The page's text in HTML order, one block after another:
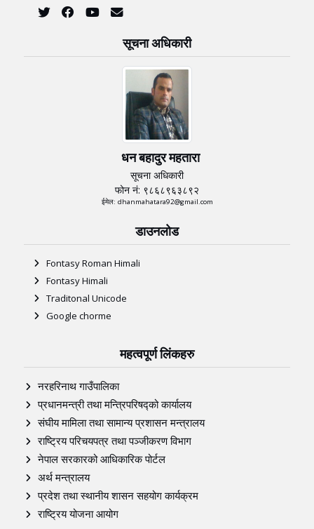
सूचना अधिकारी
धन बहादुर महतारा
सूचना अधिकारी
फोन नं: ९८६८९६३८९२
ईमेल: dhanmahatara92@gmail.com
डाउनलोड
Fontasy Roman Himali
Fontasy Himali
Traditonal Unicode
Google chorme
महत्वपूर्ण लिंकहरु
नरहरिनाथ गाउँपालिका
प्रधानमन्त्री तथा मन्त्रिपरिषद्को कार्यालय
संघीय मामिला तथा सामान्य प्रशासन मन्त्रालय
राष्ट्रिय परिचयपत्र तथा पञ्‍जीकरण विभाग
नेपाल सरकारको आधिकारिक पोर्टल
अर्थ मन्त्रालय
प्रदेश तथा स्थानीय शासन सहयोग कार्यक्रम
राष्ट्रिय योजना आयोग